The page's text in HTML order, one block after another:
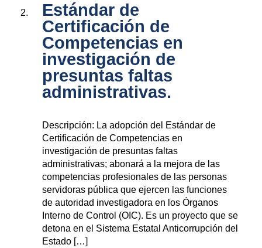
Estándar de
Certificación de
Competencias en
investigación de
presuntas faltas
administrativas.
Descripción: La adopción del Estándar de
Certificación de Competencias en
investigación de presuntas faltas
administrativas; abonará a la mejora de las
competencias profesionales de las personas
servidoras pública que ejercen las funciones
de autoridad investigadora en los Órganos
Interno de Control (OIC). Es un proyecto que se
detona en el Sistema Estatal Anticorrupción del
Estado […]